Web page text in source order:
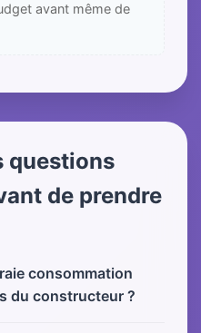
avant même de
questions
de prendre
consommation
du constructeur ?